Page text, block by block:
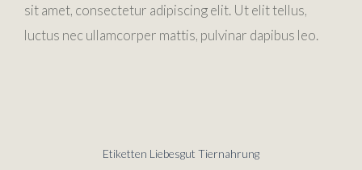
sit amet, consectetur adipiscing elit. Ut elit tellus,
luctus nec ullamcorper mattis, pulvinar dapibus leo.
Etiketten Liebesgut Tiernahrung